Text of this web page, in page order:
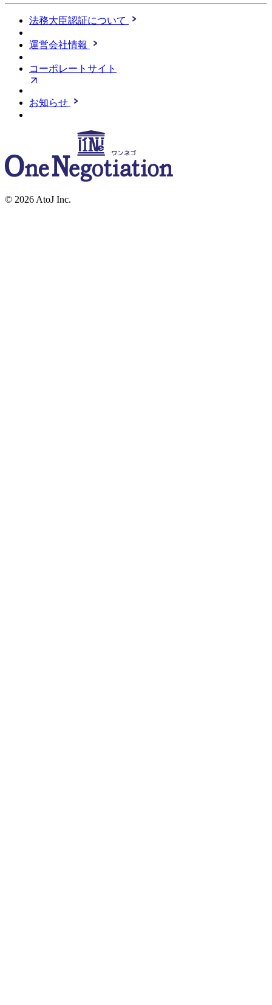
法務大臣認証について
運営会社情報
コーポレートサイト
お知らせ
© 2026 AtoJ Inc.